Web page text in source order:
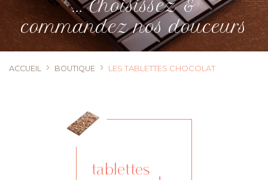
... Choisissez &
commandez nos douceurs
ACCUEIL › BOUTIQUE › LES TABLETTES CHOCOLAT
tablettes